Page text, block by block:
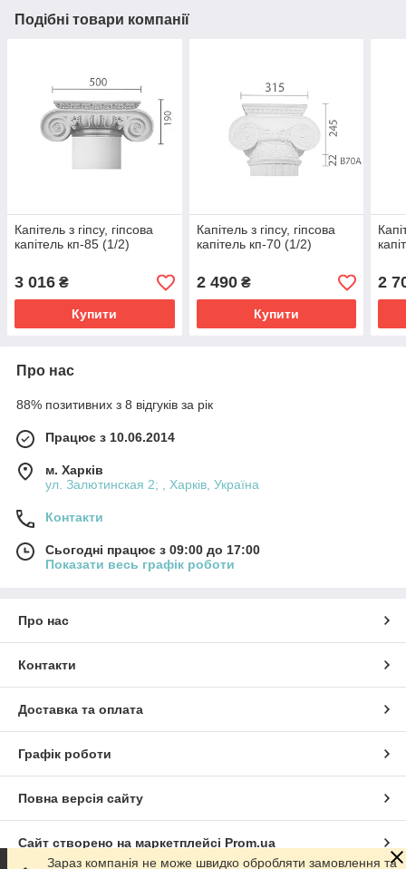
Подібні товари компанії
Капітель з гіпсу, гіпсова
капітель кп-85 (1/2)
3 016 ₴
Купити
Капітель з гіпсу, гіпсова
капітель кп-70 (1/2)
2 490₴
Купити
2
Про нас
88% позитивних з 8 відгуків за рік
Працює з 10.06.2014
м. Харків
ул. Залютинская 2; , Харків, Україна
Контакти
Сьогодні працює з 09:00 до 17:00
Показати весь графік роботи
Про нас
Контакти
Доставка та оплата
Графік роботи
Повна версія сайту
Сайт створено на маркетплейсі Prom.ua
Зараз компанія не може швидко обробляти замовлення та